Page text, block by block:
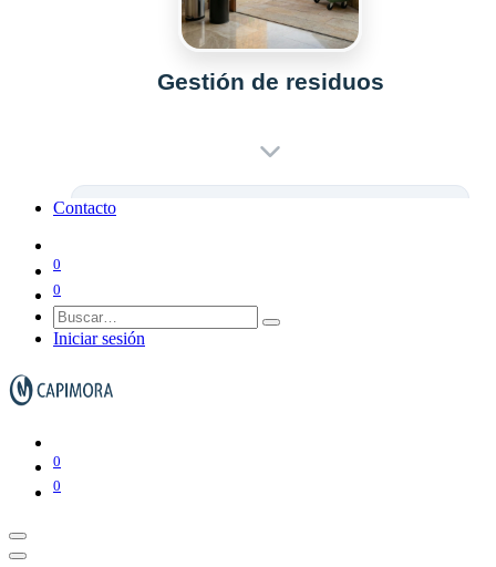
Gestión de residuos
Contacto
0
0
Iniciar sesión
0
0